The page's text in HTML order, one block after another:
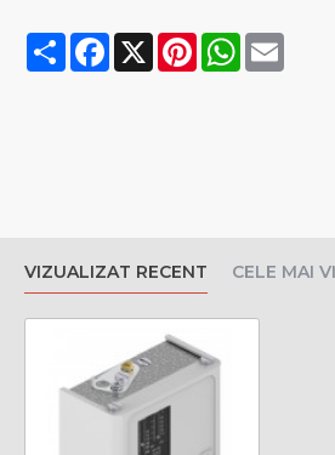
Share Facebook
X PinterestWhatsApp
VIZUALIZAT RECENT CELE MAI